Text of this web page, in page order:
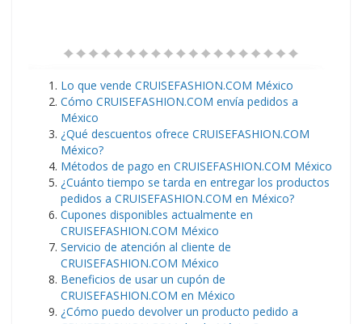
Lo que vende CRUISEFASHION.COM México
Cómo CRUISEFASHION.COM envía pedidos a
México
¿Qué descuentos ofrece CRUISEFASHION.COM
México?
Métodos de pago en CRUISEFASHION.COM México
¿Cuánto tiempo se tarda en entregar los productos
pedidos a CRUISEFASHION.COM en México?
Cupones disponibles actualmente en
CRUISEFASHION.COM México
Servicio de atención al cliente de
CRUISEFASHION.COM México
Beneficios de usar un cupón de
CRUISEFASHION.COM en México
¿Cómo puedo devolver un producto pedido a